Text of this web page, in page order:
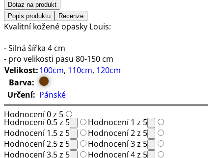
Dotaz na produkt
Popis produktu
Recenze
Kvalitní kožené opasky Louis:
- Silná šířka 4 cm
- pro velikosti pasu 80-150 cm
Velikost:100cm, 110cm, 120cm
Barva:
Určení: Pánské
Hodnocení 0 z 5
Hodnocení 0.5 z 5
Hodnocení 1 z 5
Hodnocení 1.5 z 5
Hodnocení 2 z 5
Hodnocení 2.5 z 5
Hodnocení 3 z 5
Hodnocení 3.5 z 5
Hodnocení 4 z 5